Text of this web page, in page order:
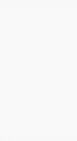
吕春生
职务：
（援疆